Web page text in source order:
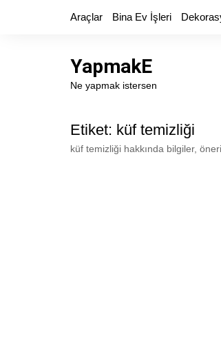
Araçlar Bina Ev İşleri
YapmakE
Ne yapmak istersen
Etiket: küf temizliği
küf temizliği hakkında bilgiler,